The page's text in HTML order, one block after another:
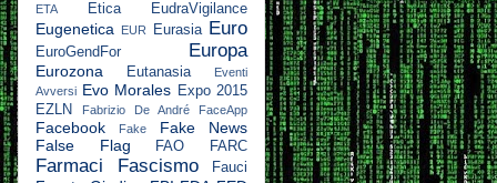
ETA Etica EudraVigilance
Eugenetica EUR Eurasia Euro
EuroGendFor Europa
Eurozona Eutanasia
Eventi
Avversi Evo Morales Expo 2015
EZLN
Fabrizio De André FaceApp
Facebook Fake
Fake News
False Flag
FAO FARC
Farmaci Fascismo Fauci